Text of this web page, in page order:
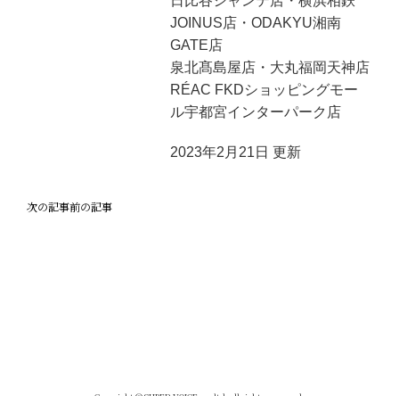
JOINUS店・ODAKYU湘南
GATE店
泉北髙島屋店・大丸福岡天神店
RÉAC FKDショッピングモー
ル宇都宮インターパーク店
2023年2月21日 更新
次の記事前の記事